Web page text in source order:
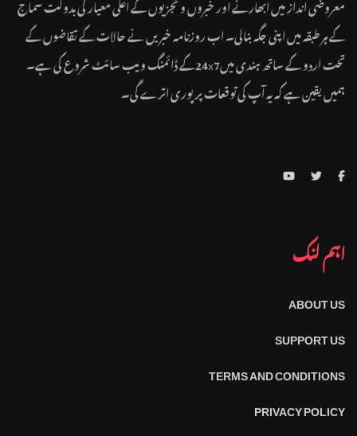
کے ہر طبقہ میں اپنی جگہ بنالی۔ اب روزنامہ خبریں نے حالات کے تقاضوں کے
تحت اردو کے ساتھ ہندی میں24x7کے ڈائمنگ ویب سائٹ شروع کی ہے۔
ہمیں یقین ہے کہ یہ آپ کی توقعات پر پوری اترے گی۔
اہم لنک
ABOUT US
SUPPORT US
TERMS AND CONDITIONS
PRIVACY POLICY